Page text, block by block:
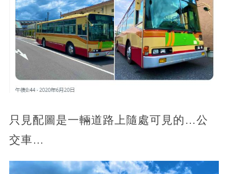
只見配圖是一輛道路上隨處可見的…公
交車…